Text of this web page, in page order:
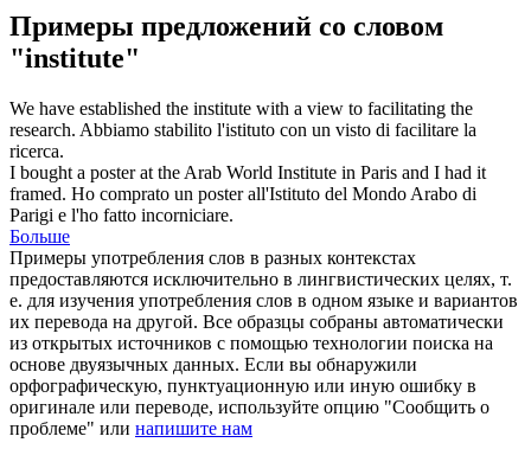
Примеры предложений со словом
"institute"
We have established the institute with a view to facilitating the
research. Abbiamo stabilito l'istituto con un visto di facilitare la
ricerca.
I bought a poster at the Arab World Institute in Paris and I had it
framed. Ho comprato un poster all'Istituto del Mondo Arabo di
Parigi e l'ho fatto incorniciare.
Больше
Примеры употребления слов в разных контекстах
предоставляются исключительно в лингвистических целях, т.
е. для изучения употребления слов в одном языке и вариантов
их перевода на другой. Все образцы собраны автоматически
из открытых источников с помощью технологии поиска на
основе двуязычных данных. Если вы обнаружили
орфографическую, пунктуационную или иную ошибку в
оригинале или переводе, используйте опцию "Сообщить о
проблеме" или напишите нам